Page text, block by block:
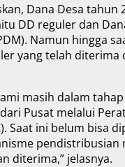
Dana Desa tahun
DD reguler dan
Namun hingga
yang telah diterima
masih dalam
Pusat melalui
Saat ini belum bisa
pendistribusian
diterima,” jelasnya.